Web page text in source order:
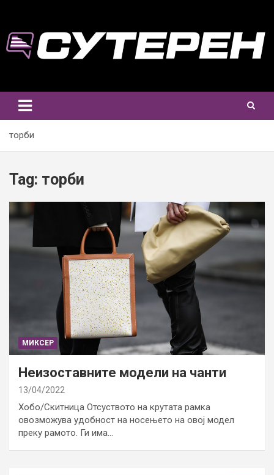
content
торби
Tag: торби
МИКСЕР
Неизоставните модели на чанти
13/04/2022
Хобо/Скитница Отсуството на крутата рамка
овозможува удобност на носењето на овој модел
преку рамото. Ги има…